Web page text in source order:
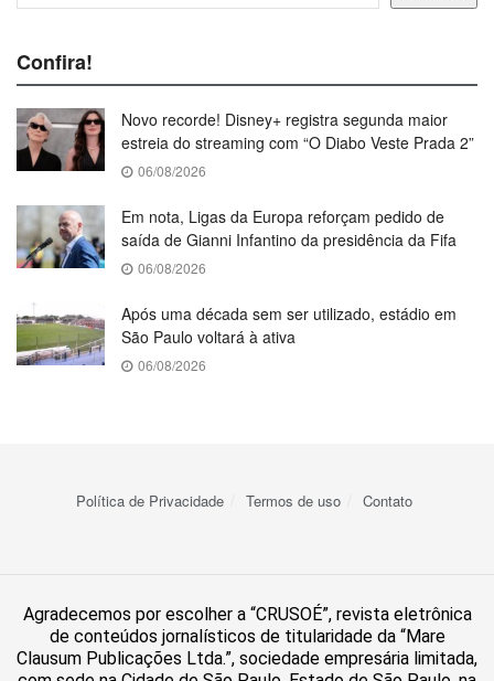
Confira!
Novo recorde! Disney+ registra segunda maior
estreia do streaming com “O Diabo Veste Prada 2”
06/08/2026
Em nota, Ligas da Europa reforçam pedido de
saída de Gianni Infantino da presidência da Fifa
06/08/2026
Após uma década sem ser utilizado, estádio em
São Paulo voltará à ativa
06/08/2026
Política de Privacidade Termos de uso Contato
Agradecemos por escolher a “CRUSOÉ”, revista eletrônica
de conteúdos jornalísticos de titularidade da “Mare
Clausum Publicações Ltda.”, sociedade empresária limitada,